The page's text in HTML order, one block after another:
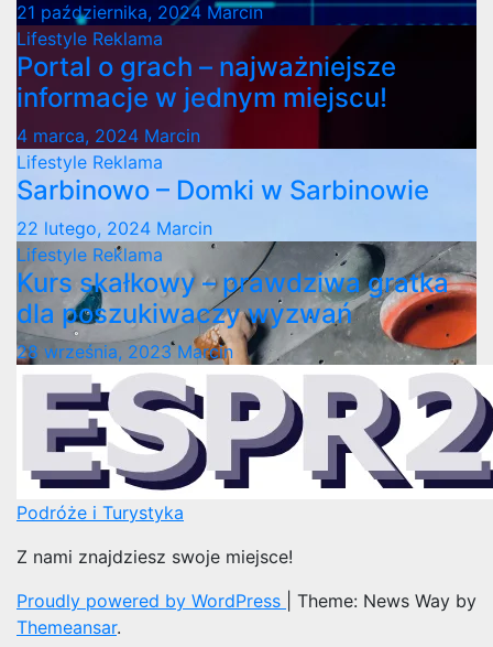
21 października, 2024 Marcin
Lifestyle Reklama
Portal o grach – najważniejsze
informacje w jednym miejscu!
4 marca, 2024 Marcin
Lifestyle Reklama
Sarbinowo – Domki w Sarbinowie
22 lutego, 2024 Marcin
Lifestyle Reklama
Kurs skałkowy – prawdziwa gratka
dla poszukiwaczy wyzwań
28 września, 2023Marcin
Podróże i Turystyka
Z nami znajdziesz swoje miejsce!
Proudly powered by WordPress
Theme: News Way by
Themeansar.